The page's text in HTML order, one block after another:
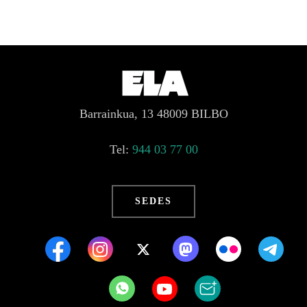
Barrainkua, 13 48009 BILBO
Tel: 944 03 77 00
SEDES